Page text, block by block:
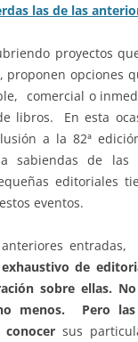
las de las
proyectos
proponen opciones
comercial o
libros. En esta
a la 82ª
sabiendas de las
editoriales
eventos.
entradas,
de
sobre ellas.
menos. Pero
conocer sus